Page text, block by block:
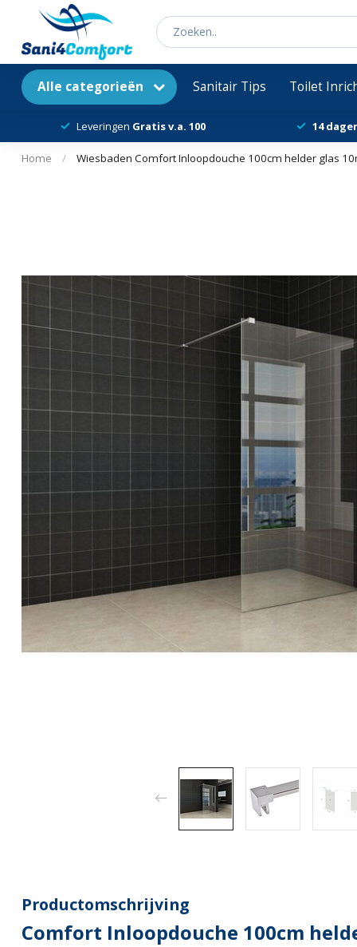
Alle categorieën Sanitair Tips Toilet
Leveringen Gratis v.a. 100 14
Home / Wiesbaden Comfort Inloopdouche 100cm helder glas
Productomschrijving
Comfort Inloopdouche 100cm